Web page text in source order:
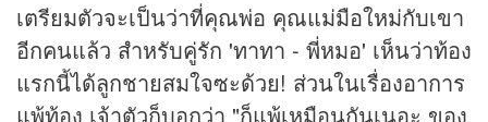
เตรียมตัวจะเป็นว่าที่คุณพ่อ คุณแม่มือใหม่กับเขา
อีกคนแล้ว สำหรับคู่รัก 'ทาทา - พี่หมอ' เห็นว่าท้อง
แรกนี้ได้ลูกชายสมใจซะด้วย! ส่วนในเรื่องอาการ
แพ้ท้อง เจ้าตัวก็บอกว่า "ก็แพ้เหมือนกันเนอะ ของ